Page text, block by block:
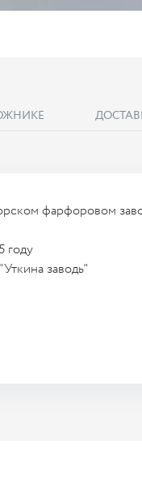
фарфоровом
году
заводь"